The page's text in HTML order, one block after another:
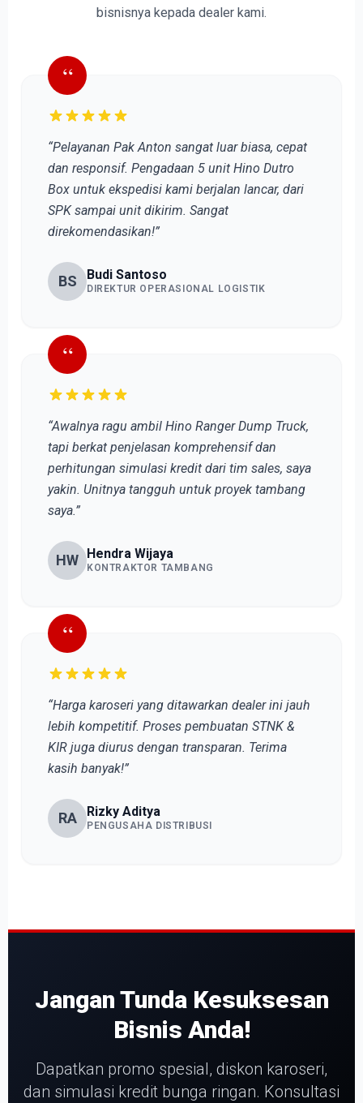
bisnisnya kepada dealer kami.
“
“Pelayanan Pak Anton sangat luar biasa, cepat
dan responsif. Pengadaan 5 unit Hino Dutro
Box untuk ekspedisi kami berjalan lancar, dari
SPK sampai unit dikirim. Sangat
direkomendasikan!”
BS Budi Santoso
DIREKTUR OPERASIONAL LOGISTIK
“
“Awalnya ragu ambil Hino Ranger Dump Truck,
tapi berkat penjelasan komprehensif dan
perhitungan simulasi kredit dari tim sales, saya
yakin. Unitnya tangguh untuk proyek tambang
saya.”
HW Hendra Wijaya
KONTRAKTOR TAMBANG
“
“Harga karoseri yang ditawarkan dealer ini jauh
lebih kompetitif. Proses pembuatan STNK &
KIR juga diurus dengan transparan. Terima
kasih banyak!”
RA Rizky Aditya
PENGUSAHA DISTRIBUSI
Jangan Tunda Kesuksesan
Bisnis Anda!
Dapatkan promo spesial, diskon karoseri,
dan simulasi kredit bunga ringan. Konsultasi